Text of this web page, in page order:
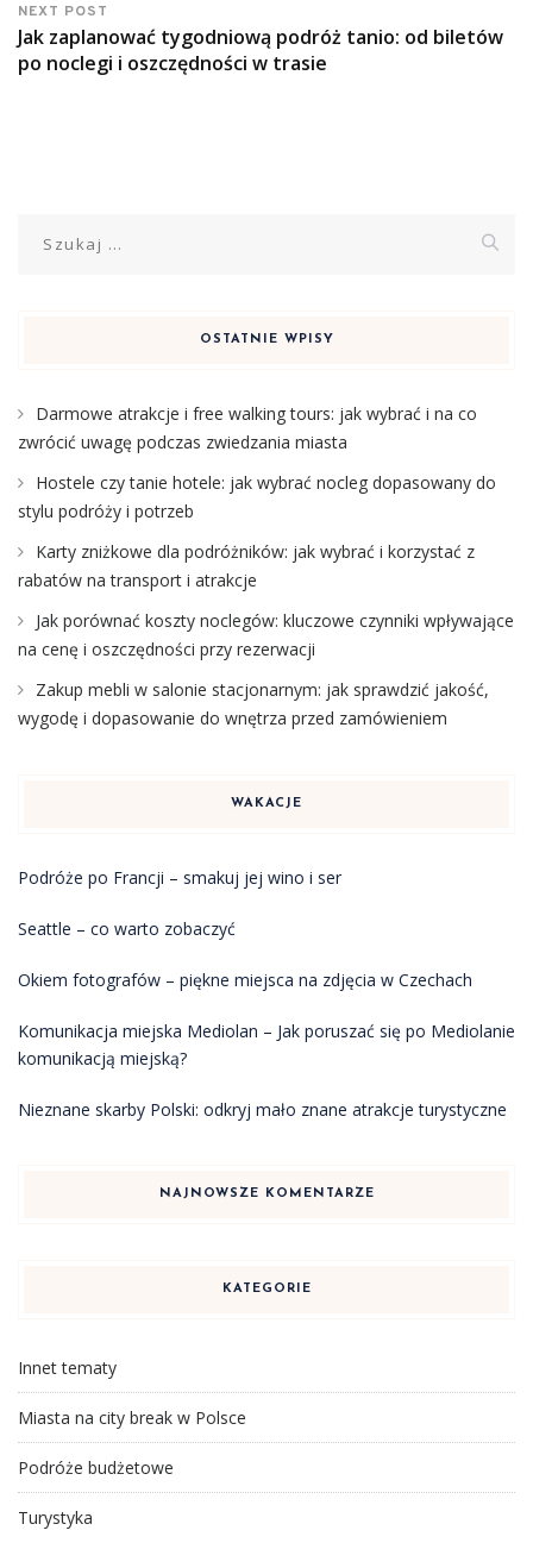
NEXT POST
Jak zaplanować tygodniową podróż tanio: od biletów
po noclegi i oszczędności w trasie
OSTATNIE WPISY
Darmowe atrakcje i free walking tours: jak wybrać i na co
zwrócić uwagę podczas zwiedzania miasta
Hostele czy tanie hotele: jak wybrać nocleg dopasowany do
stylu podróży i potrzeb
Karty zniżkowe dla podróżników: jak wybrać i korzystać z
rabatów na transport i atrakcje
Jak porównać koszty noclegów: kluczowe czynniki wpływające
na cenę i oszczędności przy rezerwacji
Zakup mebli w salonie stacjonarnym: jak sprawdzić jakość,
wygodę i dopasowanie do wnętrza przed zamówieniem
WAKACJE
Podróże po Francji – smakuj jej wino i ser
Seattle – co warto zobaczyć
Okiem fotografów – piękne miejsca na zdjęcia w Czechach
Komunikacja miejska Mediolan – Jak poruszać się po Mediolanie
komunikacją miejską?
Nieznane skarby Polski: odkryj mało znane atrakcje turystyczne
NAJNOWSZE KOMENTARZE
KATEGORIE
Innet tematy
Miasta na city break w Polsce
Podróże budżetowe
Turystyka